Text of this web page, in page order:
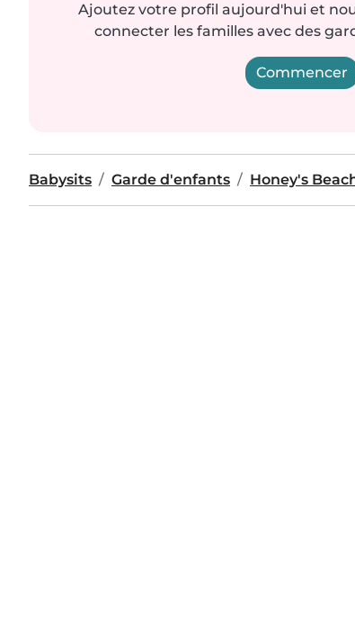
Ajoutez votre profil aujourd'hui et
connecter les familles avec des
Commencer
Babysits Garde d'enfants Honey's